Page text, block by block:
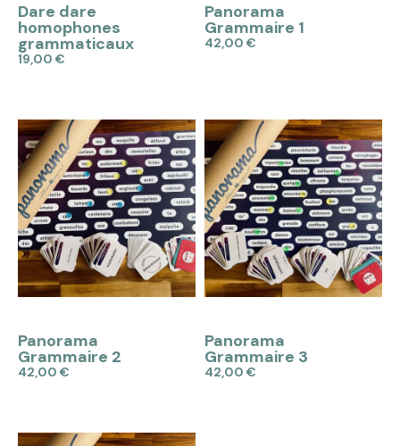
Dare dare
homophones
grammaticaux
19,00 €
Panorama
Grammaire 1
42,00 €
APERÇU
Panorama
Grammaire 2
42,00 €
APERÇU
Panorama
Grammaire 3
42,00 €